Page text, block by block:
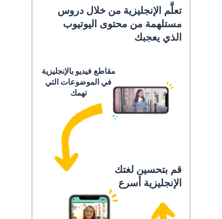
تعلَّم الإنجليزية من خلال دروس
مستلهمة من محتوى اليوتيوب
الذي يعجبك
مقاطع فيديو بالإنجليزية
في الموضوعات التي
تهمك
قم بتحسين لغتك
الإنجليزية أسرع